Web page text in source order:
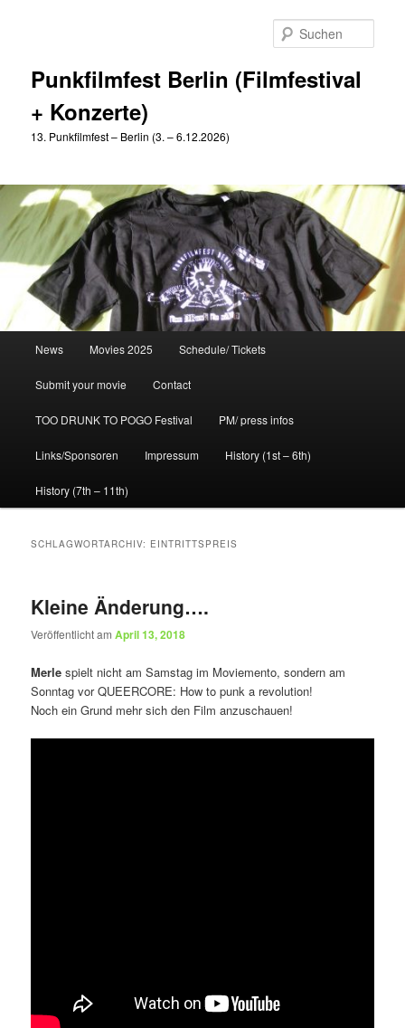
Punkfilmfest Berlin (Filmfestival
+ Konzerte)
13. Punkfilmfest – Berlin (3. – 6.12.2026)
News Movies 2025 Schedule/ Tickets
Submit your movie Contact
TOO DRUNK TO POGO Festival PM/ press infos
Links/Sponsoren Impressum History (1st – 6th)
History (7th – 11th)
SCHLAGWORTARCHIV: EINTRITTSPREIS
Kleine Änderung….
Veröffentlicht amApril 13, 2018
Merle spielt nicht am Samstag im Moviemento, sondern am
Sonntag vor QUEERCORE: How to punk a revolution!
Noch ein Grund mehr sich den Film anzuschauen!